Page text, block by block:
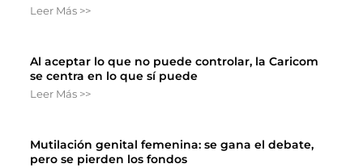
Leer Más >>
Al aceptar lo que no puede controlar, la Caricom
se centra en lo que sí puede
Leer Más >>
Mutilación genital femenina: se gana el debate,
pero se pierden los fondos